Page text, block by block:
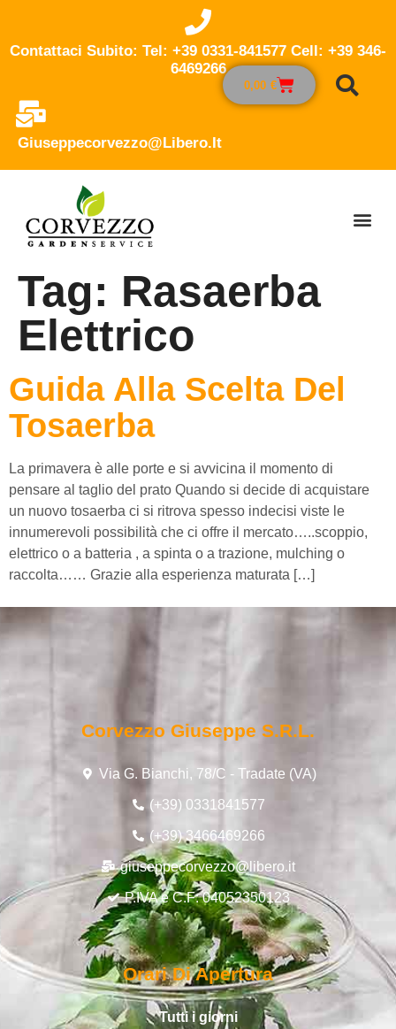
Contattaci Subito: Tel: +39 0331-841577 Cell: +39 346-
6469266
Giuseppecorvezzo@libero.it
0,00 €
Tag: Rasaerba
Elettrico
Guida Alla Scelta Del
Tosaerba
La primavera è alle porte e si avvicina il momento di
pensare al taglio del prato Quando si decide di acquistare
un nuovo tosaerba ci si ritrova spesso indecisi viste le
innumerevoli possibilità che ci offre il mercato…..scoppio,
elettrico o a batteria , a spinta o a trazione, mulching o
raccolta…… Grazie alla esperienza maturata […]
Corvezzo Giuseppe S.r.l.
Via G. Bianchi, 78/C - Tradate (VA)
(+39) 0331841577
(+39) 3466469266
giuseppecorvezzo@libero.it
P.IVA e C.F: 04052350123
Orari Di Apertura
Tutti i giorni